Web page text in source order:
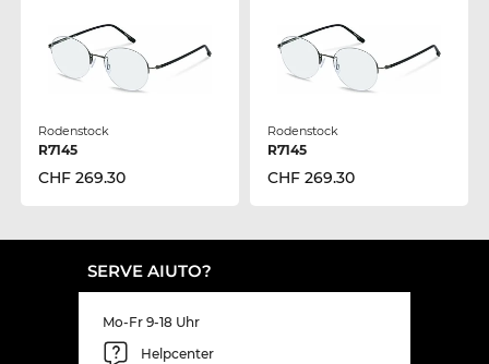
Rodenstock
R7145
CHF 269.30
Rodenstock
R7145
CHF 269.30
SERVE AIUTO?
Mo-Fr 9-18 Uhr
Helpcenter